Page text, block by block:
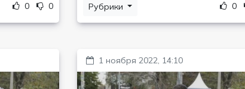
0 0 Рубрики 0
1 ноября 2022, 14:10